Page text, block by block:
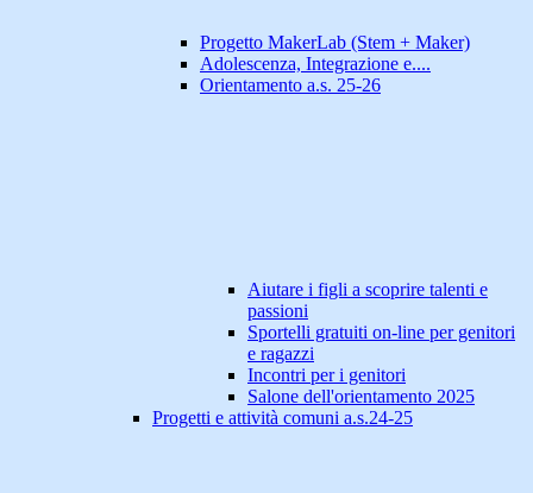
Progetto MakerLab (Stem + Maker)
Adolescenza, Integrazione e....
Orientamento a.s. 25-26
Aiutare i figli a scoprire talenti e
passioni
Sportelli gratuiti on-line per genitori
e ragazzi
Incontri per i genitori
Salone dell'orientamento 2025
Progetti e attività comuni a.s.24-25